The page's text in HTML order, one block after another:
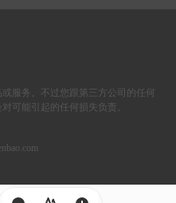
服务。不过您跟第三方公司的任何
可能引起的任何损失负责。